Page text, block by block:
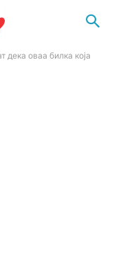
дека оваа билка која